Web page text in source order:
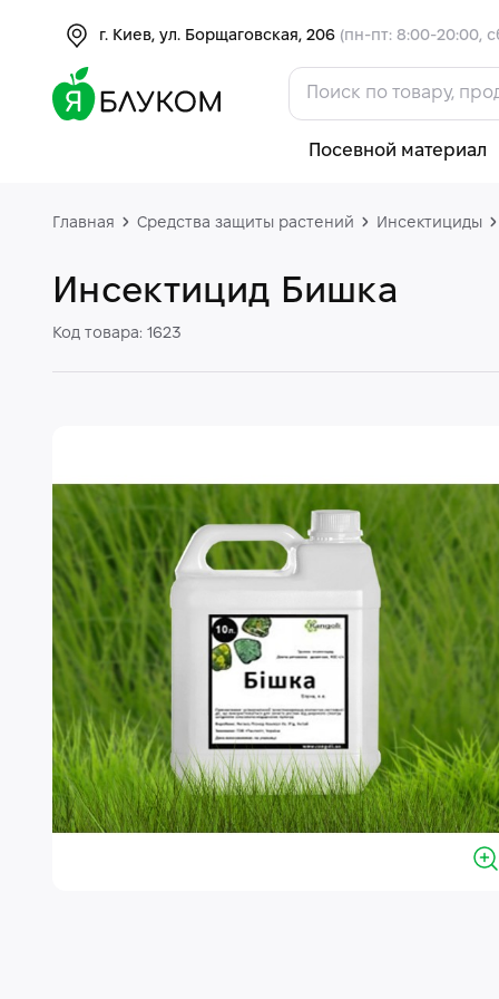
г. Киев, ул. Борщаговская, 206 (пн-пт: 8:00-20:00,
Посевной материал
Главная Средства защиты растений Инсектициды
Инсектицид Бишка
Код товара: 1623